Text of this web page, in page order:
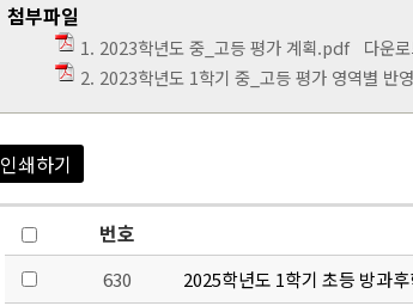
첨부파일
1. 2023학년도 중_고등 평가 계획.pdf다운로
2. 2023학년도 1학기 중_고등 평가 영역별 반
인쇄하기
번호
630 2025학년도 1학기 초등 방과